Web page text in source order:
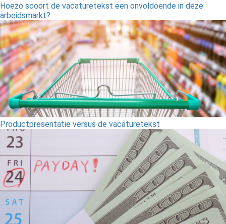
Hoezo scoort de vacaturetekst een onvoldoende in deze
arbeidsmarkt?
Productpresentatie versus de vacaturetekst